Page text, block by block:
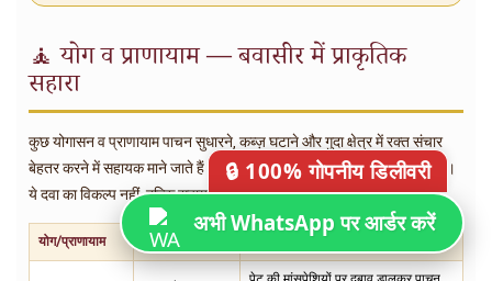
🔒 100% गोपनीय डिलीवरी
अभी WhatsApp पर आर्डर करें
🧘 योग व प्राणायाम — बवासीर में प्राकृतिक
सहारा
कुछ योगासन व प्राणायाम पाचन सुधारने, कब्ज़ घटाने और गुदा क्षेत्र में रक्त संचार
बेहतर करने में सहायक माने जाते हैं — जो बवासीर के मूल कारणों पर असर डालते हैं।
ये दवा का विकल्प नहीं, बल्कि सहायक अभ्यास हैं।
योग/प्राणायाम किसमें फ़ायदेमंद कैसे मदद करता है